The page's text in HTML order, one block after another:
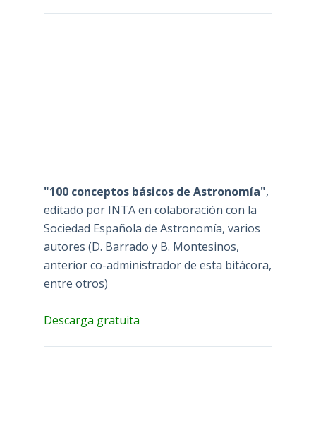
"100 conceptos básicos de Astronomía",
editado por INTA en colaboración con la
Sociedad Española de Astronomía, varios
autores (D. Barrado y B. Montesinos,
anterior co-administrador de esta bitácora,
entre otros)
Descarga gratuita